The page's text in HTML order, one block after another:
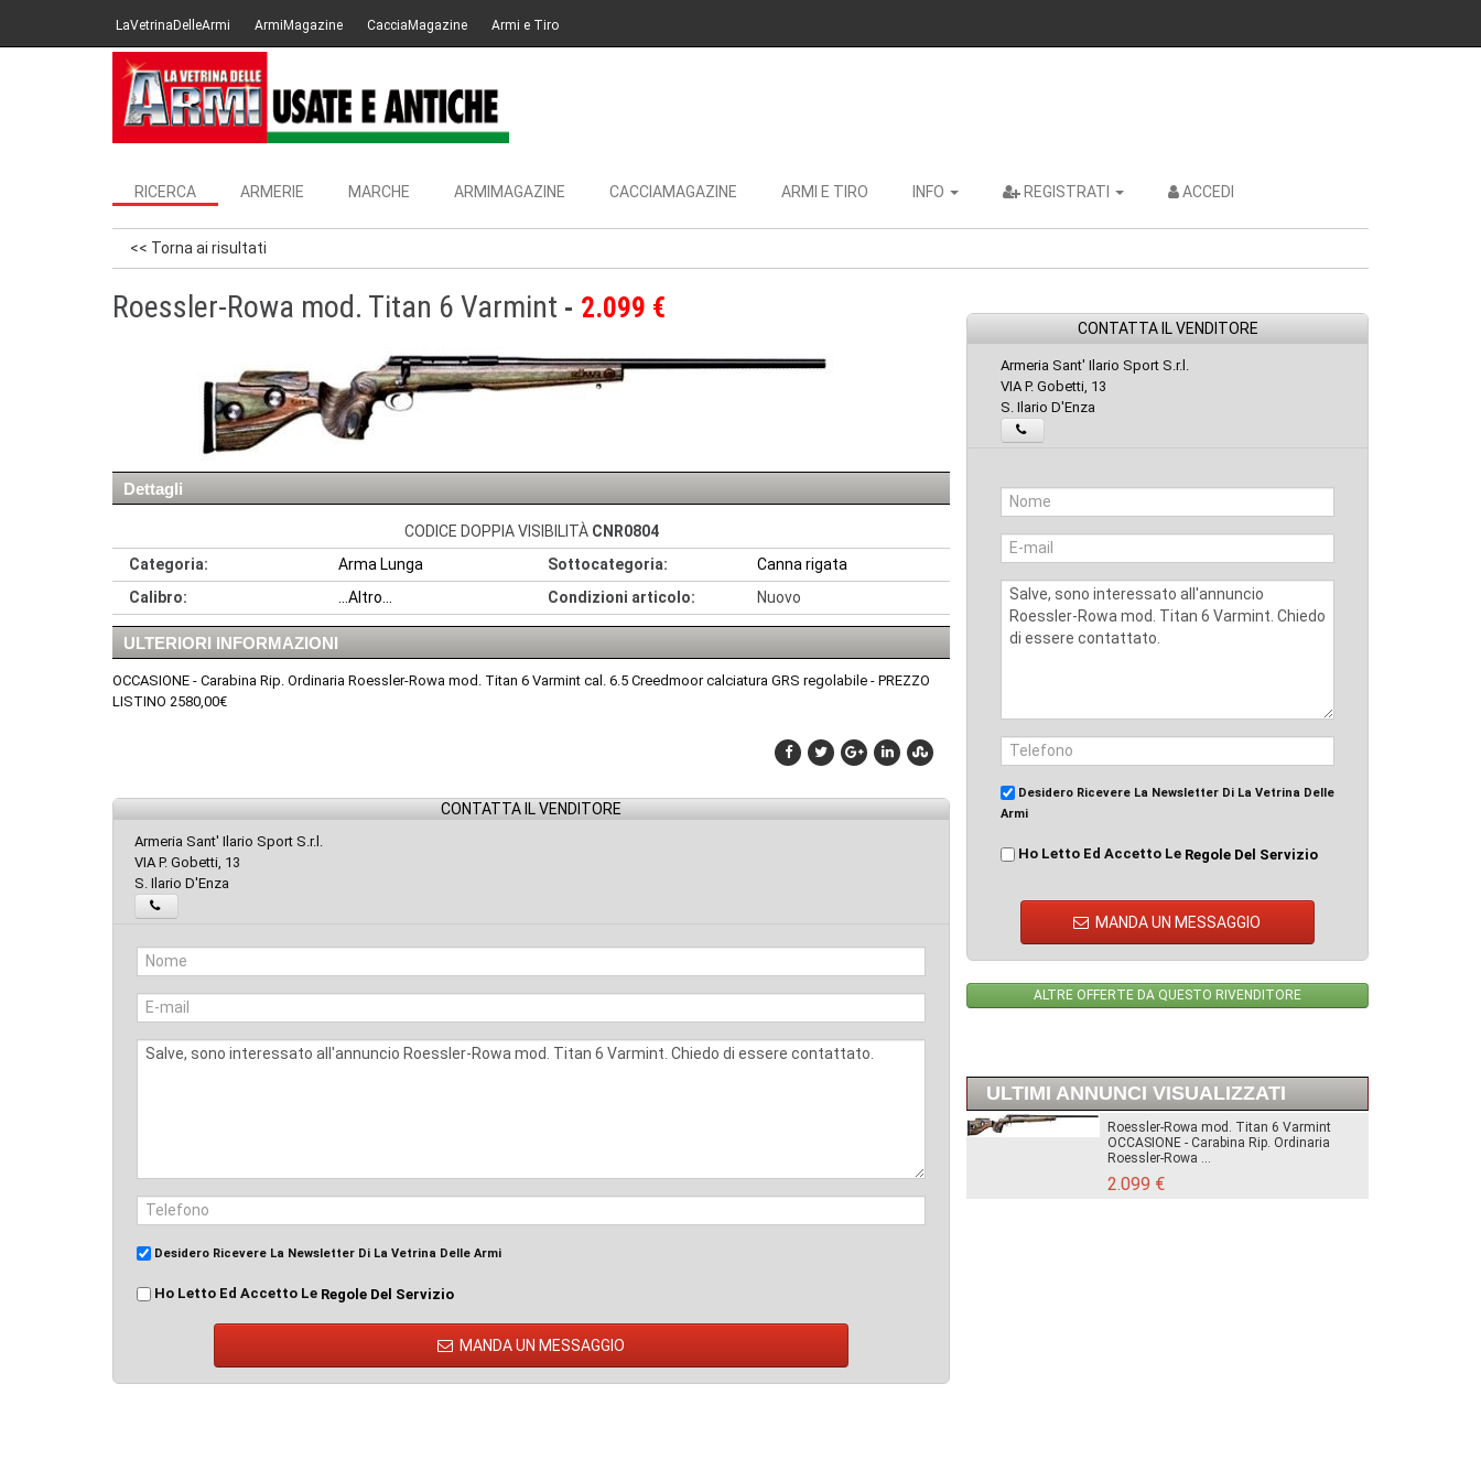
LaVetrinaDelleArmi ArmiMagazine CacciaMagazine Armi e Tiro
RICERCA ARMERIE MARCHE ARMIMAGAZINE CACCIAMAGAZINE ARMI E TIRO INFO REGISTRATI ACCEDI
<< Torna ai risultati
Roessler-Rowa mod. Titan 6 Varmint 2.099 €
Dettagli
CODICE DOPPIA VISIBILITÀCNR0804
Categoria:
Arma Lunga Sottocategoria:
Canna rigata
Calibro:
...Altro... Condizioni articolo: Nuovo
ULTERIORI INFORMAZIONI
OCCASIONE - Carabina Rip. Ordinaria Roessler-Rowa mod. Titan 6 Varmint cal. 6.5 Creedmoor calciatura GRS regolabile - PREZZO
LISTINO 2580,00€
CONTATTA IL VENDITORE
Armeria Sant' Ilario Sport S.r.l.
VIA P. Gobetti, 13
S. Ilario D'Enza
Desidero Ricevere La Newsletter Di La Vetrina Delle Armi
Ho Letto Ed Accetto Le Regole Del Servizio
MANDA UN MESSAGGIO
CONTATTA IL VENDITORE
Armeria Sant' Ilario Sport S.r.l.
VIA P. Gobetti, 13
S. Ilario D'Enza
Desidero Ricevere La Newsletter Di La Vetrina Delle
Armi
Ho Letto Ed Accetto Le Regole Del Servizio
MANDA UN MESSAGGIO
ALTRE OFFERTE DA QUESTO RIVENDITORE
ULTIMI ANNUNCI VISUALIZZATI
Roessler-Rowa mod. Titan 6 Varmint
OCCASIONE - Carabina Rip. Ordinaria
Roessler-Rowa ...
2.099 €